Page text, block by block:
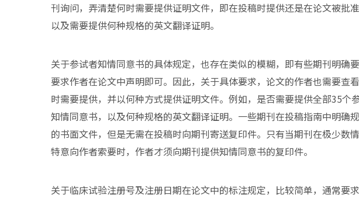
刊询问，弄清楚何时需要提供证明文件，即在投稿时提供还是在论文被批
以及需要提供何种规格的英文翻译证明。
关于参试者知情同意书的具体规定，也存在类似的模糊，即有些期刊明确
要求作者在论文中声明即可。因此，关于具体要求，论文的作者也需要查
时需要提供，并以何种方式提供证明文件。例如，是否需要提供全部35个
知情同意书，以及何种规格的英文翻译证明。一些期刊在投稿指南中明确
的书面文件，但是无需在投稿时向期刊寄送复印件。只有当期刊在极少数
特意向作者索要时，作者才须向期刊提供知情同意书的复印件。
关于临床试验注册号及注册日期在论文中的标注规定，比较简单，通常要